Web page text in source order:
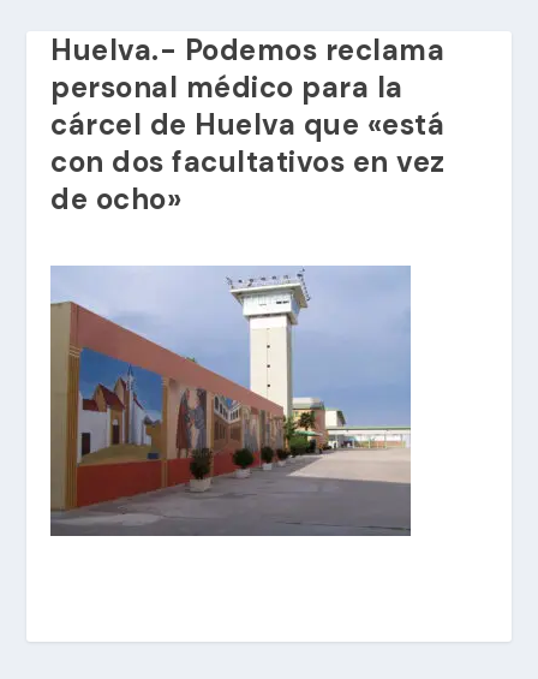
Huelva.- Podemos reclama
personal médico para la
cárcel de Huelva que «está
con dos facultativos en vez
de ocho»